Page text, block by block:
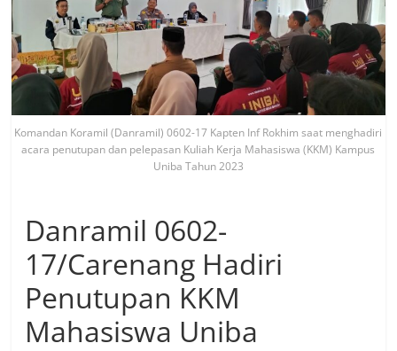
Komandan Koramil (Danramil) 0602-17 Kapten Inf Rokhim saat menghadiri
acara penutupan dan pelepasan Kuliah Kerja Mahasiswa (KKM) Kampus
Uniba Tahun 2023
Danramil 0602-
17/Carenang Hadiri
Penutupan KKM
Mahasiswa Uniba